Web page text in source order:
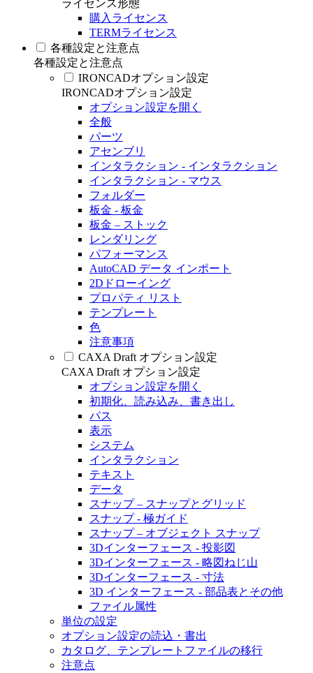
ライセンス形態
購入ライセンス
TERMライセンス
各種設定と注意点
各種設定と注意点
IRONCADオプション設定
IRONCADオプション設定
オプション設定を開く
全般
パーツ
アセンブリ
インタラクション - インタラクション
インタラクション - マウス
フォルダー
板金 - 板金
板金 – ストック
レンダリング
パフォーマンス
AutoCAD データ インポート
2Dドローイング
プロパティ リスト
テンプレート
色
注意事項
CAXA Draft オプション設定
CAXA Draft オプション設定
オプション設定を開く
初期化、読み込み、書き出し
パス
表示
システム
インタラクション
テキスト
データ
スナップ – スナップとグリッド
スナップ - 極ガイド
スナップ – オブジェクト スナップ
3Dインターフェース - 投影図
3Dインターフェース - 略図ねじ山
3Dインターフェース - 寸法
3D インターフェース - 部品表とその他
ファイル属性
単位の設定
オプション設定の読込・書出
カタログ、テンプレートファイルの移行
注意点